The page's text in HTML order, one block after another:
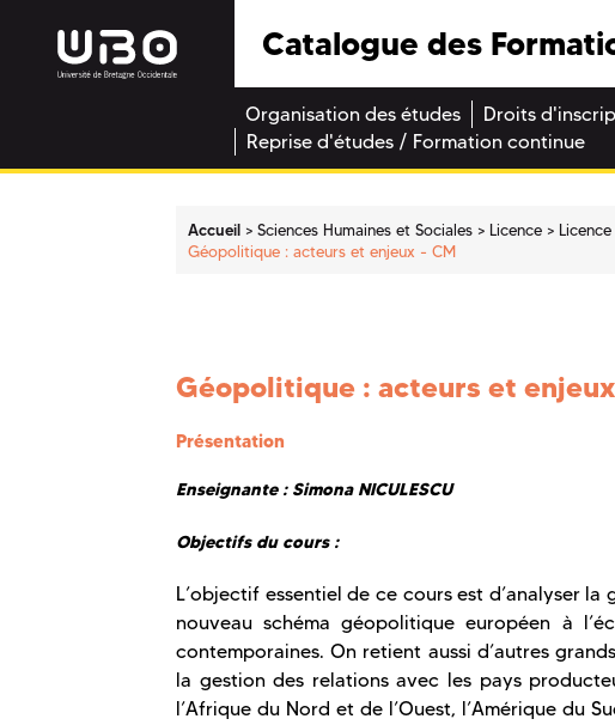
Catalogue des
Organisation des études Droits
Reprise d'études / Formation continue
Accueil Sciences Humaines et Sociales Licence
Géopolitique : acteurs et enjeux - CM
Géopolitique : acteurs et
Présentation
Enseignante : Simona NICULESCU
Objectifs du cours :
L’objectif essentiel de ce cours est d’analyser
nouveau schéma géopolitique européen à
contemporaines. On retient aussi d’autres
la gestion des relations avec les pays
l’Afrique du Nord et de l’Ouest, l’Amérique du